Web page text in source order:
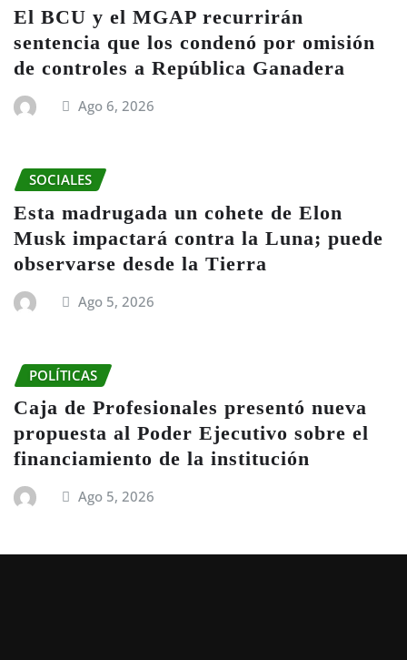
El BCU y el MGAP recurrirán
sentencia que los condenó por omisión
de controles a República Ganadera
Ago 6, 2026
SOCIALES
Esta madrugada un cohete de Elon
Musk impactará contra la Luna; puede
observarse desde la Tierra
Ago 5, 2026
POLÍTICAS
Caja de Profesionales presentó nueva
propuesta al Poder Ejecutivo sobre el
financiamiento de la institución
Ago 5, 2026